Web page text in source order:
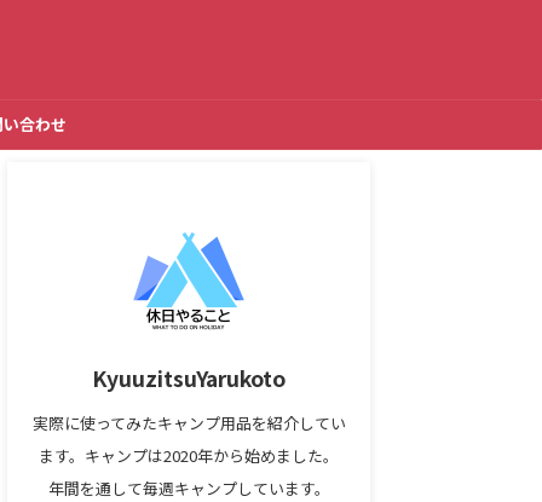
合わせ
KyuuzitsuYarukoto
実際に使ってみたキャンプ用品を紹介してい
ます。キャンプは2020年から始めました。
年間を通して毎週キャンプしています。